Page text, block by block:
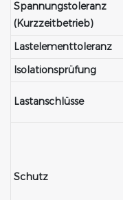
Spannungstoleranz
(Kurzzeitbetrieb)
Lastelementtoleranz
Isolationsprüfung
Lastanschlüsse
Schutz